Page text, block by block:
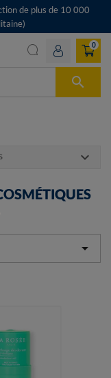
de plus de 10 000

0
expand_more
